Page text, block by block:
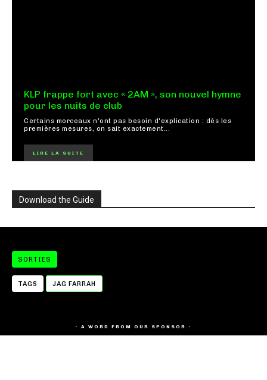
KLP frappe fort avec « 2AM », son nouvel hymne
pour les nuits de club
Certains morceaux n'ont pas besoin d'explication : dès les
premières mesures, on sait exactement...
LIRE LA SUITE
Download the Guide
SORTIES
TAGS JAG FARRAH
- A WORD FROM OUR SPONSOR -